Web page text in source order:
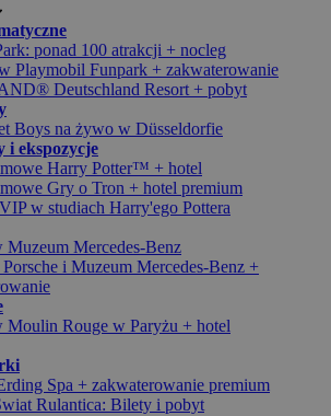
ponad 100 atrakcji + nocleg
Playmobil Funpark + zakwaterowanie
Deutschland Resort + pobyt
Boys na żywo w Düsseldorfie
i ekspozycje
Harry Potter™ + hotel
Gry o Tron + hotel premium
w studiach Harry'ego Pottera
Muzeum Mercedes-Benz
i Muzeum Mercedes-Benz +
Moulin Rouge w Paryżu + hotel
Spa + zakwaterowanie premium
Rulantica: Bilety i pobyt